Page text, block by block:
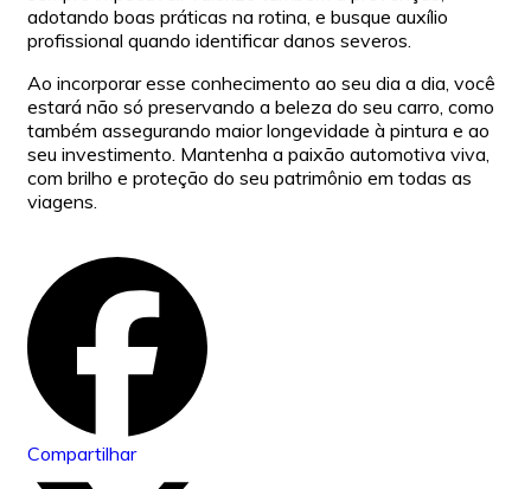
adotando boas práticas na rotina, e busque auxílio
profissional quando identificar danos severos.
Ao incorporar esse conhecimento ao seu dia a dia, você
estará não só preservando a beleza do seu carro, como
também assegurando maior longevidade à pintura e ao
seu investimento. Mantenha a paixão automotiva viva,
com brilho e proteção do seu patrimônio em todas as
viagens.
Compartilhar